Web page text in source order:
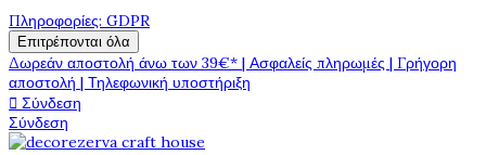
Πληροφορίες: GDPR
Επιτρέπονται όλα
Δωρεάν αποστολή άνω των 39€* | Ασφαλείς πληρωμές | Γρήγορη
αποστολή | Τηλεφωνική υποστήριξη
 Σύνδεση
Σύνδεση